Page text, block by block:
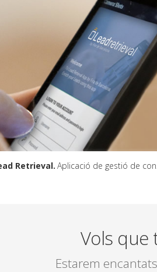
Retrieval Aplicació de gestió de contactes
Vols que
Estarem